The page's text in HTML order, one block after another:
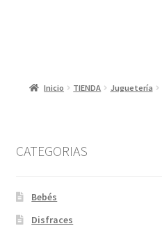
Inicio TIENDA Juguetería
CATEGORIAS
Bebés
Disfraces